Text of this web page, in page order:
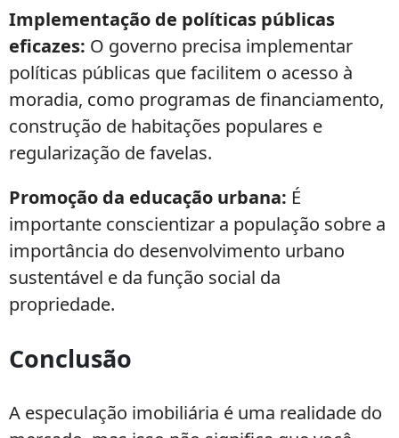
Implementação de políticas públicas
eficazes: O governo precisa implementar
políticas públicas que facilitem o acesso à
moradia, como programas de financiamento,
construção de habitações populares e
regularização de favelas.
Promoção da educação urbana: É
importante conscientizar a população sobre a
importância do desenvolvimento urbano
sustentável e da função social da
propriedade.
Conclusão
A especulação imobiliária é uma realidade do